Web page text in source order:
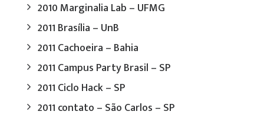
2010 Marginalia Lab – UFMG
2011 Brasília – UnB
2011 Cachoeira – Bahia
2011 Campus Party Brasil – SP
2011 Ciclo Hack – SP
2011 contato – São Carlos – SP